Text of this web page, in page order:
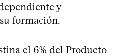
y
formación.
el 6% del Producto